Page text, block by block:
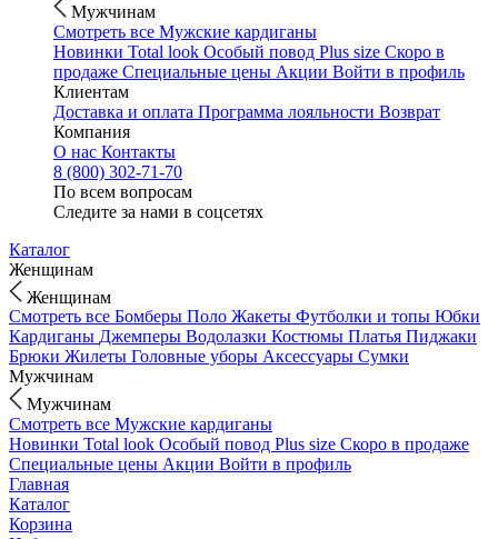
Мужчинам
Смотреть все Мужские кардиганы
Новинки Total look Особый повод Plus size Скоро в
продаже Специальные цены Акции Войти в профиль
Клиентам
Доставка и оплата Программа лояльности Возврат
Компания
О нас Контакты
8 (800) 302-71-70
По всем вопросам
Следите за нами в соцсетях
Каталог
Женщинам
Женщинам
Смотреть все Бомберы Поло Жакеты Футболки и топы Юбки
Кардиганы Джемперы Водолазки Костюмы Платья Пиджаки
Брюки Жилеты Головные уборы Аксессуары Сумки
Мужчинам
Мужчинам
Смотреть все Мужские кардиганы
Новинки Total look Особый повод Plus size Скоро в продаже
Специальные цены Акции Войти в профиль
Главная
Каталог
Корзина